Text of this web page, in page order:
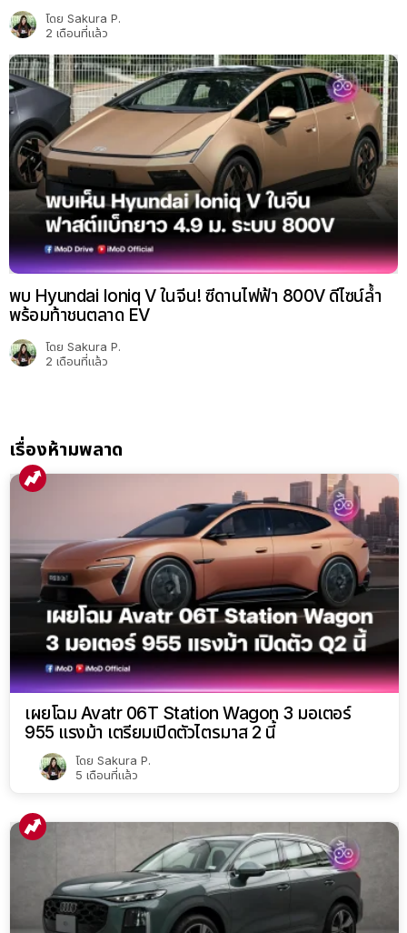
โดย Sakura P.
2 เดือนที่แล้ว
พบ Hyundai Ioniq V ในจีน! ซีดานไฟฟ้า 800V ดีไซน์ล้ำ
พร้อมท้าชนตลาด EV
โดย Sakura P.
2 เดือนที่แล้ว
เรื่องห้ามพลาด
เผยโฉม Avatr 06T Station Wagon 3 มอเตอร์
955 แรงม้า เตรียมเปิดตัวไตรมาส 2 นี้
โดย Sakura P.
5 เดือนที่แล้ว